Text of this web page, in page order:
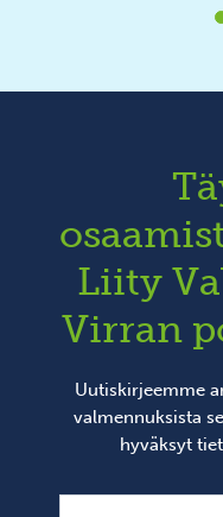
Liity
Virran
Uutiskirjeemme
valmennuksista
hyväksyt